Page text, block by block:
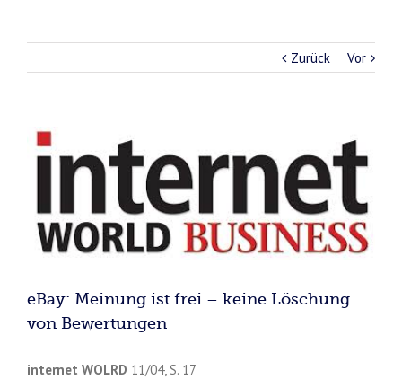
Zurück Vor
eBay: Meinung ist frei – keine Löschung
von Bewertungen
internet WOLRD 11/04, S. 17